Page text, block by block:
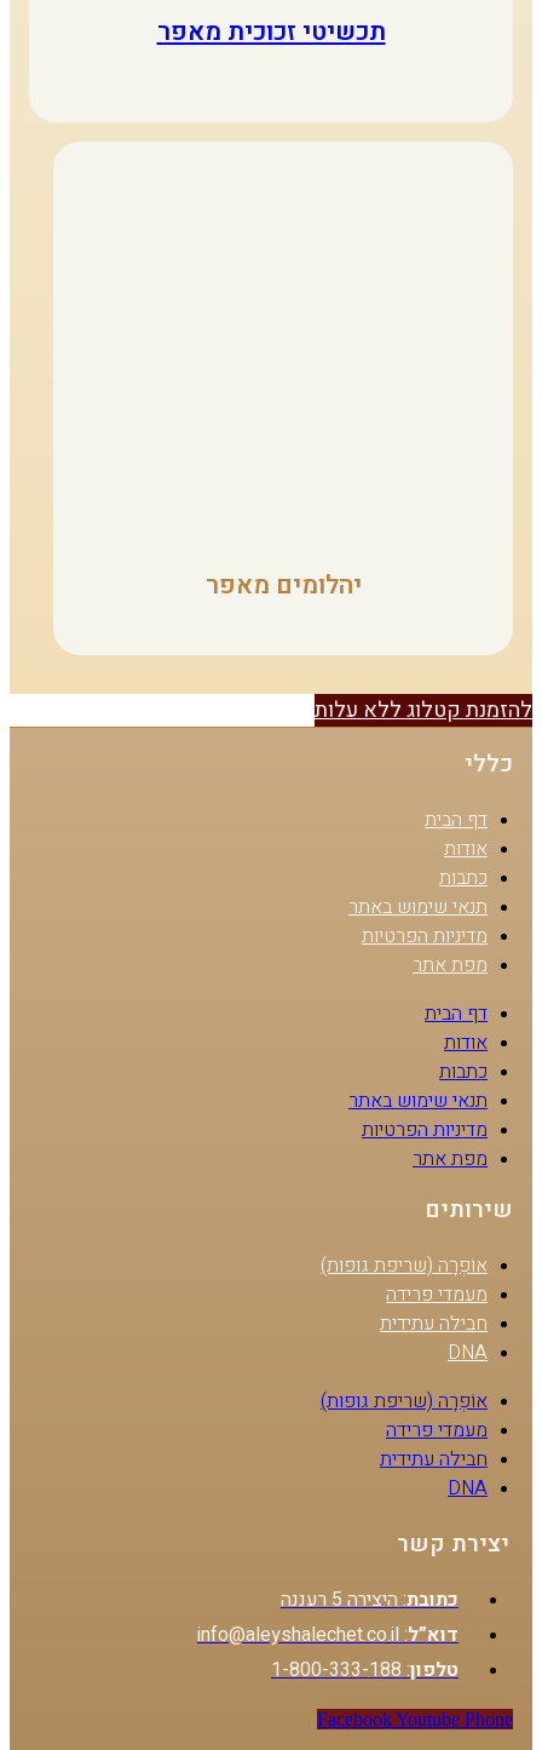
תכשיטי זכוכית מאפר
יהלומים מאפר
להזמנת קטלוג ללא עלות
כללי
דף הבית
אודות
כתבות
תנאי שימוש באתר
מדיניות הפרטיות
מפת אתר
דף הבית
אודות
כתבות
תנאי שימוש באתר
מדיניות הפרטיות
מפת אתר
שירותים
אוֹפְרָה (שריפת גופות)
מעמדי פרידה
חבילה עתידית
DNA
אוֹפְרָה (שריפת גופות)
מעמדי פרידה
חבילה עתידית
DNA
יצירת קשר
כתובת: היצירה 5 רעננה
דוא”ל: info@aleyshalechet.co.il
טלפון: 1-800-333-188
FacebookYoutube Phone